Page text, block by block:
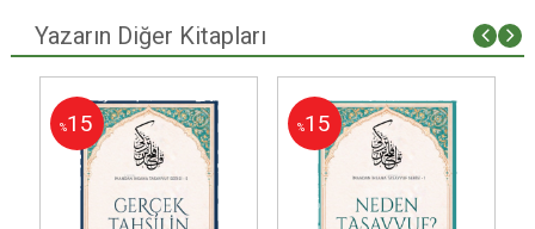
Yazarın Diğer Kitapları
%15 %15